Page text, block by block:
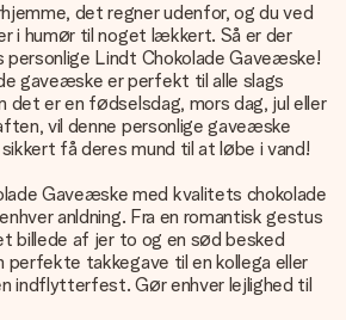
det regner udenfor, og du ved
i humør til noget lækkert. Så er der
Lindt Chokolade Gaveæske!
gaveæske er perfekt til alle slags
det er en fødselsdag, mors dag, jul eller
vil denne personlige gaveæske
få deres mund til at løbe i vand!
Gaveæske med kvalitets chokolade
anldning. Fra en romantisk gestus
billede af jer to og en sød besked
takkegave til en kollega eller
indflytterfest. Gør enhver lejlighed til